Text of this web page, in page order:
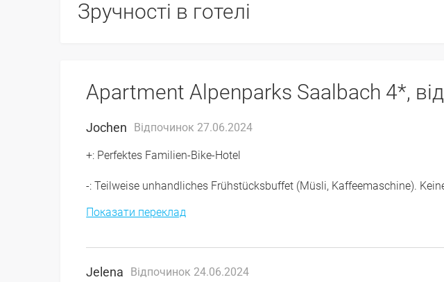
Зручності в готелі
Apartment Alpenparks Saalbach 4*,
Jochen Відпочинок 27.06.2024
+: Perfektes Familien-Bike-Hotel
-: Teilweise unhandliches Frühstücksbuffet (Müsli, Kaffeemaschine).
Показати переклад
Jelena Відпочинок 24.06.2024